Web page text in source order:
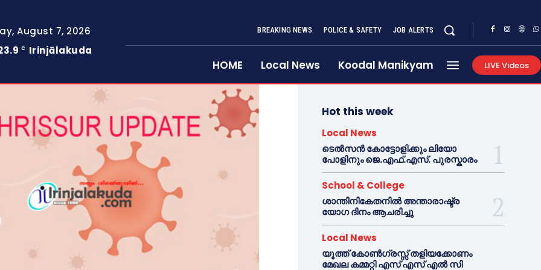
August 7, 2026
C Irinjālakuda
BREAKING NEWS POLICE & SAFETY JOB ALERTS
HOME Local News Koodal Manikyam LIVE Videos
Hot this week
Local News
ടെൽസൻ കോട്ടോളിക്കും ലിയോ
പോളിനും ജെ.എഫ്.എസ്. പുരസ്കാരം
School & College
ശാന്തിനികേതനിൽ അന്താരാഷ്ട്ര
യോഗ ദിനം ആചരിച്ചു
Local News
യൂത്ത് കോൺഗ്രസ്സ് തളിയക്കോണം
മേഖല കമ്മറ്റി എസ് എസ് എൽ സി